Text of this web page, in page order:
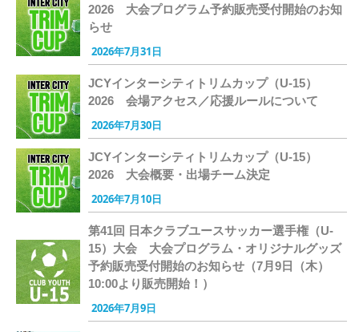
2026 大会プログラム予約販売受付開始のお知
らせ
2026年7月31日
JCYインターシティトリムカップ（U-15）
2026 会場アクセス／応援ルールについて
2026年7月30日
JCYインターシティトリムカップ（U-15）
2026 大会概要・出場チーム決定
2026年7月10日
第41回 日本クラブユースサッカー選手権（U-
15）大会 大会プログラム・オリジナルグッズ
予約販売受付開始のお知らせ（7月9日（木）
10:00より販売開始！）
2026年7月9日